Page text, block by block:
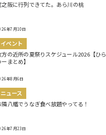
之阪に行列できてた。あら川の桃
年7月10日
イベント
方の近所の夏祭りスケジュール2026【ひら
まとめ】
年8月6日
ニュース
隣八幡でうなぎ食べ放題やってる！
年7月23日